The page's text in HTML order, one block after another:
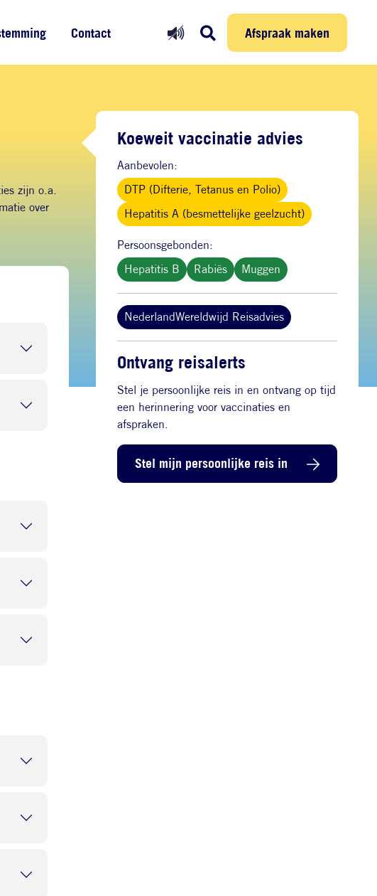
Persoonlijke reis Afspraak maken
Afspraak maken
Contact
zijn o.a.
over
Koeweit vaccinatie advies
Aanbevolen:
DTP (Difterie, Tetanus en Polio)
Hepatitis A (besmettelijke geelzucht)
Persoonsgebonden:
Hepatitis B
Rabiës Muggen
NederlandWereldwijd Reisadvies
Ontvang reisalerts
Stel je persoonlijke reis in en ontvang op tijd
een herinnering voor vaccinaties en
afspraken.
Stel mijn persoonlijke reis in